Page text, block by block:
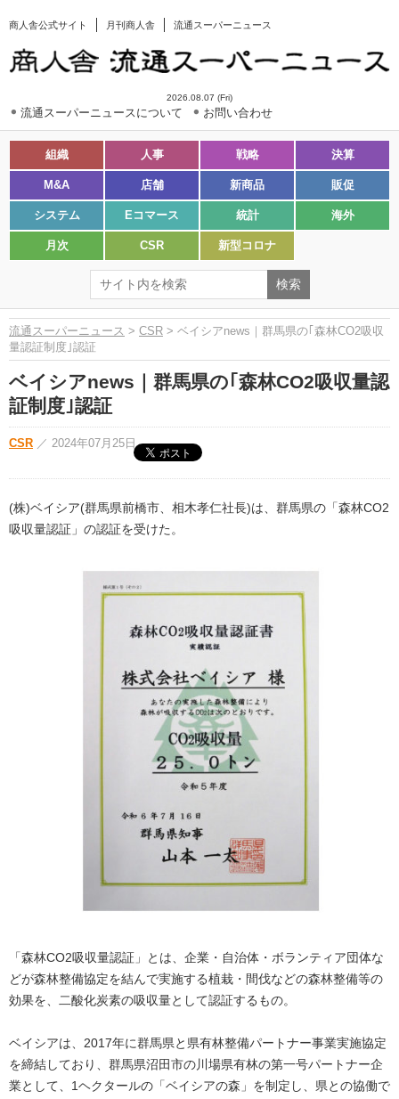
商人舎公式サイト 月刊商人舎 流通スーパーニュース
2026.08.07 (Fri)
流通スーパーニュースについて お問い合わせ
組織 人事 戦略 決算
M&A 店舗 新商品 販促
システム Eコマース 統計 海外
月次 CSR 新型コロナ
流通スーパーニュース > CSR > ベイシアnews｜群馬県の｢森林CO2吸収
量認証制度｣認証
ベイシアnews｜群馬県の｢森林CO2吸収量認
証制度｣認証
CSR ／ 2024年07月25日
(株)ベイシア(群馬県前橋市、相木孝仁社長)は、群馬県の「森林CO2
吸収量認証」の認証を受けた。
「森林CO2吸収量認証」とは、企業・自治体・ボランティア団体な
どが森林整備協定を結んで実施する植栽・間伐などの森林整備等の
効果を、二酸化炭素の吸収量として認証するもの。
ベイシアは、2017年に群馬県と県有林整備パートナー事業実施協定
を締結しており、群馬県沼田市の川場県有林の第一号パートナー企
業として、1ヘクタールの「ベイシアの森」を制定し、県との協働で